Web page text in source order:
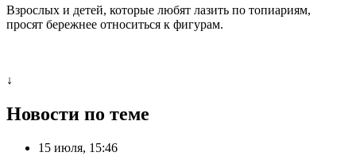
Взрослых и детей, которые любят лазить по топиариям,
просят бережнее относиться к фигурам.
↓
Новости по теме
15 июля, 15:46